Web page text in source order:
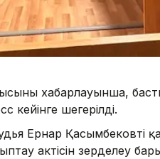
хабарлауынша,
кейінге шегерілді.
Ернар Қасымбековтің
актісін зерделеу